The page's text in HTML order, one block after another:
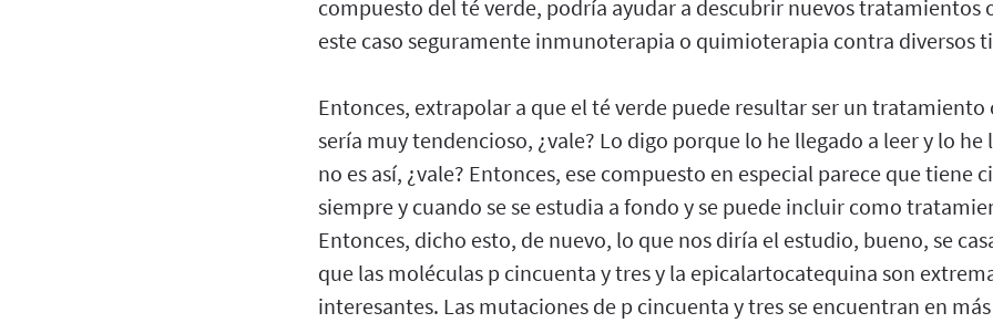
compuesto del té verde, podría ayudar a descubrir nuevos tratamientos
este caso seguramente inmunoterapia o quimioterapia contra diversos
Entonces, extrapolar a que el té verde puede resultar ser un tratamiento
sería muy tendencioso, ¿vale? Lo digo porque lo he llegado a leer y lo he
no es así, ¿vale? Entonces, ese compuesto en especial parece que tiene
siempre y cuando se se estudia a fondo y se puede incluir como
Entonces, dicho esto, de nuevo, lo que nos diría el estudio, bueno, se
que las moléculas p cincuenta y tres y la epicalartocatequina son
interesantes. Las mutaciones de p cincuenta y tres se encuentran en